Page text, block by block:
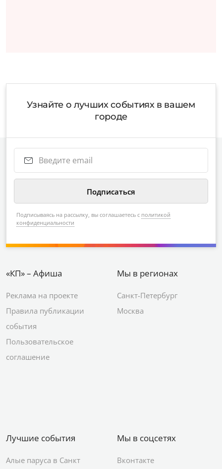
Узнайте о лучших событиях в вашем
городе
Подписываясь на рассылку, вы соглашаетесь с политикой
конфиденциальности
«КП» – Афиша
Реклама на проекте
Правила публикации
события
Пользовательское
соглашение
Мы в регионах
Санкт-Петербург
Москва
Лучшие события
Алые паруса в Санкт
Мы в соцсетях
Вконтакте